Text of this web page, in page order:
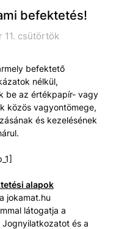
befektetés!
11. csütörtök
befektető
nélkül,
be az értékpapír- vagy
közös vagyontömege,
és kezelésének
alapok
jokamat.hu
látogatja a
és a